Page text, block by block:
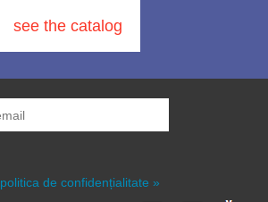
see the catalog
politica de confidențialitate »